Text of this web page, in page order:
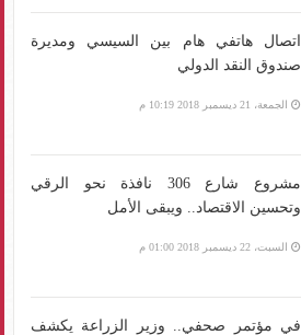
اتصال هاتفي هام بين السيسي ومديرة
صندوق النقد الدولي
الجمعة، 21 ديسمبر 2018 10:19 م
مشروع شارع 306 نافذة نحو الرقي
وتحسين الاقتصاد.. ويبقى الأمل
السبت، 22 ديسمبر 2018 01:00 م
في مؤتمر صحفي.. وزير الزراعة يكشف